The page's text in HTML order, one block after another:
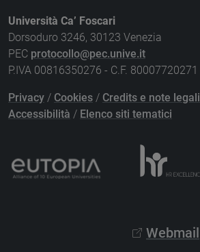
Università Ca’ Foscari
Dorsoduro 3246, 30123 Venezia
PEC protocollo@pec.unive.it
P.IVA 00816350276 - C.F. 80007720271
Privacy / Cookies / Credits e note legali
Accessibilità / Elenco siti tematici
Webmail